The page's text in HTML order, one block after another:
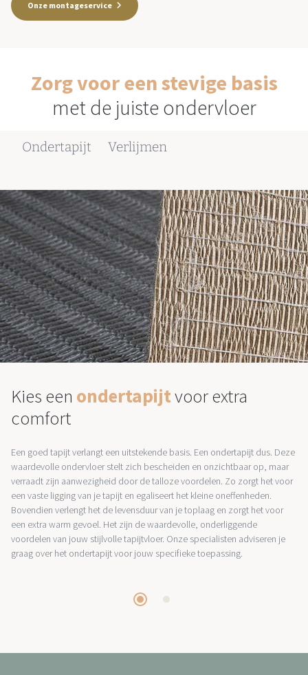
Onze montageservice
Zorg voor een stevige basis
met de juiste ondervloer
Ondertapijt Verlijmen
Kies een ondertapijtvoor extra
comfort
Een goed tapijt verlangt een uitstekende basis. Een ondertapijt dus. Deze
waardevolle ondervloer stelt zich bescheiden en onzichtbaar op, maar
verraadt zijn aanwezigheid door de talloze voordelen. Zo zorgt het voor
een vaste ligging van je tapijt en egaliseert het kleine oneffenheden.
Bovendien verlengt het de levensduur van je toplaag en zorgt het voor
een extra warm gevoel. Het zijn de waardevolle, onderliggende
voordelen van jouw stijlvolle tapijtvloer. Onze specialisten adviseren je
graag over het ondertapijt voor jouw specifieke toepassing.